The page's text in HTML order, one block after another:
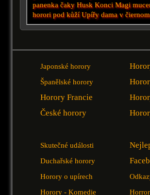
panenka čaky Husk Konci Magi
horori pod kůží Upířy dama v čiernom
Japonské horory
Španělské horory
Horory Francie
České horory
Skutečné události
Duchařské horory
Horory o upírech
Horory - Komedie